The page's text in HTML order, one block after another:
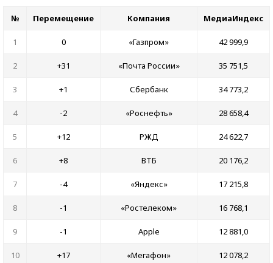
№ Перемещение Компания МедиаИндекс
1 0 «Газпром» 42 999,9
2 +31 «Почта России» 35 751,5
3 +1 Сбербанк 34 773,2
4 -2 «Роснефть» 28 658,4
5 +12 РЖД 24 622,7
6 +8 ВТБ 20 176,2
7 -4 «Яндекс» 17 215,8
8 -1 «Ростелеком» 16 768,1
9 -1 Apple 12 881,0
10 +17 «Мегафон» 12 078,2